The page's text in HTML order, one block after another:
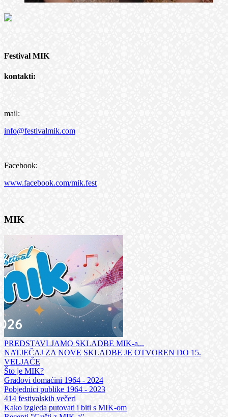
Festival MIK
kontakti:
mail:
info@festivalmik.com
Facebook:
www.facebook.com/mik.fest
MIK
PREDSTAVLJAMO SKLADBE MIK-a...
NATJEČAJ ZA NOVE SKLADBE JE OTVOREN DO 15.
VELJAČE
Što je MIK?
Gradovi domaćini 1964 - 2024
Pobjednici publike 1964 - 2023
414 festivalskih večeri
Kako izgleda putovati i biti s MIK-om